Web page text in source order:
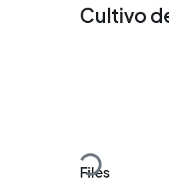
Cultivo
Loading...
Files